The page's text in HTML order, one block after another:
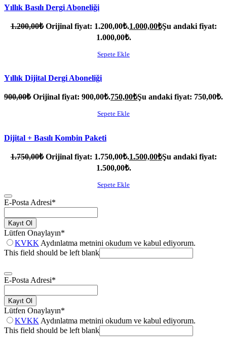
Yıllık Basılı Dergi Aboneliği
1.200,00₺ Orijinal fiyat: 1.200,00₺.1.000,00₺Şu andaki fiyat:
1.000,00₺.
Sepete Ekle
Yıllık Dijital Dergi Aboneliği
900,00₺ Orijinal fiyat: 900,00₺.750,00₺Şu andaki fiyat: 750,00₺.
Sepete Ekle
Dijital + Basılı Kombin Paketi
1.750,00₺ Orijinal fiyat: 1.750,00₺.1.500,00₺Şu andaki fiyat:
1.500,00₺.
Sepete Ekle
E-Posta Adresi*
Kayıt Ol
Lütfen Onaylayın*
KVKK Aydınlatma metnini okudum ve kabul ediyorum.
This field should be left blank
E-Posta Adresi*
Kayıt Ol
Lütfen Onaylayın*
KVKK Aydınlatma metnini okudum ve kabul ediyorum.
This field should be left blank